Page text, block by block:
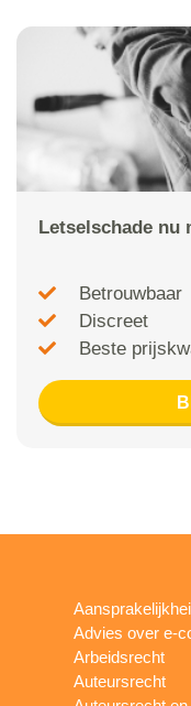
Letselschade nu
Betrouwbaar
Discreet
Beste
Advies over e-
Arbeidsrecht
Auteursrecht